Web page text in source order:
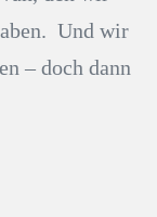
Und wir
– doch dann